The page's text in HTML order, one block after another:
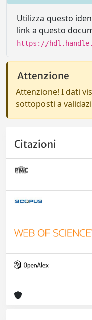
Utilizza questo
link a questo
https://
Attenzione
Attenzione! I dati
sottoposti a
Citazioni